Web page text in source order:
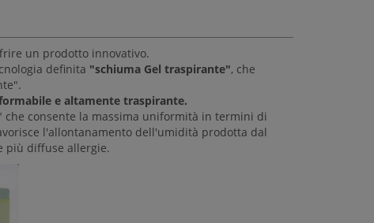
un prodotto innovativo.
definita "schiuma Gel traspirante", che
e altamente traspirante.
che consente la massima uniformità in termini di
l'allontanamento dell'umidità prodotta dal
più diffuse allergie.